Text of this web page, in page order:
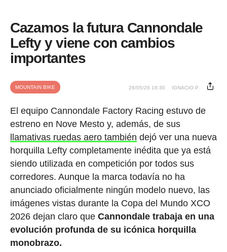
Cazamos la futura Cannondale
Lefty y viene con cambios
importantes
MOUNTAIN BIKE 26/05/26 16:30 IGNACIO P.
El equipo Cannondale Factory Racing estuvo de
estreno en Nove Mesto y, además, de sus
llamativas ruedas aero también dejó ver una nueva
horquilla Lefty completamente inédita que ya está
siendo utilizada en competición por todos sus
corredores. Aunque la marca todavía no ha
anunciado oficialmente ningún modelo nuevo, las
imágenes vistas durante la Copa del Mundo XCO
2026 dejan claro que Cannondale trabaja en una
evolución profunda de su icónica horquilla
monobrazo.